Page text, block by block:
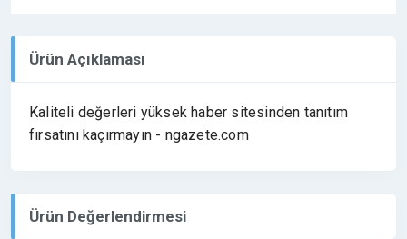
Ürün Açıklaması
Kaliteli değerleri yüksek haber sitesinden tanıtım
fırsatını kaçırmayın - ngazete.com
Ürün Değerlendirmesi